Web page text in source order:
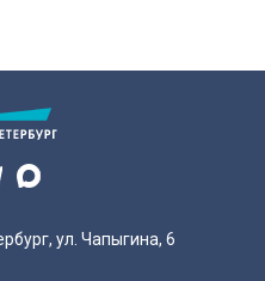
ул. Чапыгина, 6